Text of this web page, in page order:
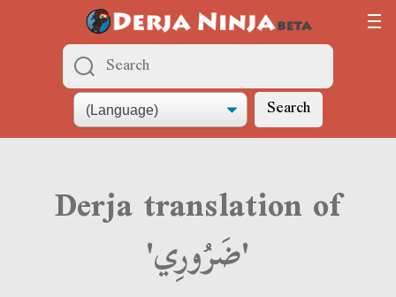
Search
Derja translation of
'ضَرُورِي'